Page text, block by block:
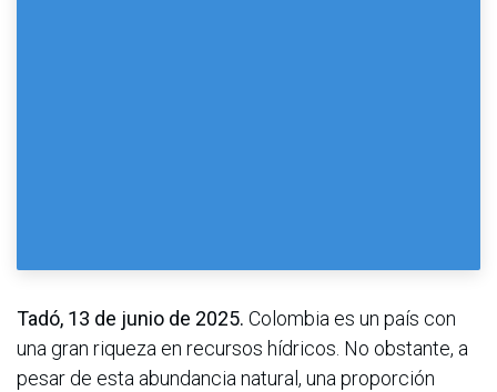
Tadó, 13 de junio de 2025. Colombia es un país con
una gran riqueza en recursos hídricos. No obstante, a
pesar de esta abundancia natural, una proporción